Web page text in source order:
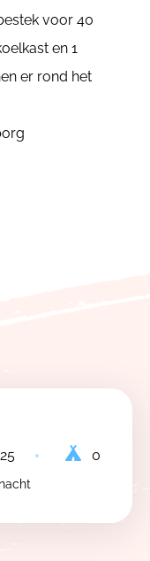
voor 40
en 1
er rond het
25
0